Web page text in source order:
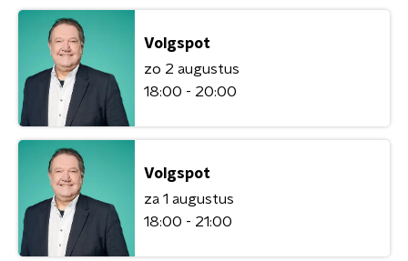
Volgspot
zo 2 augustus
18:00 - 20:00
Volgspot
za 1 augustus
18:00 - 21:00